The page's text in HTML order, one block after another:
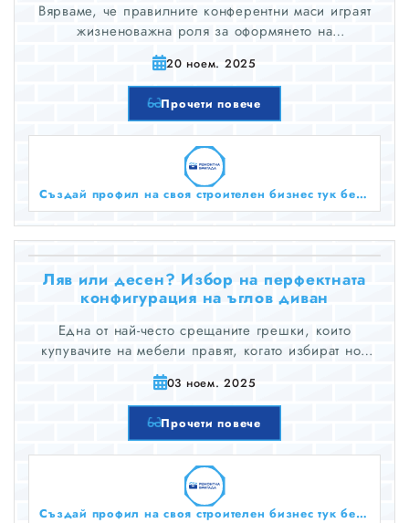
Вярваме, че правилните конферентни маси играят
жизненоважна роля за оформянето на
професионалните взаимодействия и засилването на
екипното сътрудничество.
20 ноем. 2025
Прочети повече
Създай профил на своя строителен бизнес тук безплатно!
Ляв или десен? Избор на перфектната
конфигурация на ъглов диван
Една от най-често срещаните грешки, които
купувачите на мебели правят, когато избират нов
ъглов диван за хола си, е да не проверят два пъти
дали им е необходим ляв или десен ъглов диван.
03 ноем. 2025
Прочети повече
Създай профил на своя строителен бизнес тук безплатно!